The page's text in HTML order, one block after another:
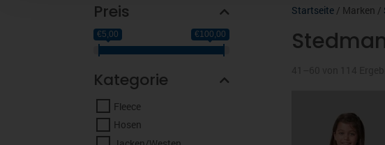
Startseite/ Marken /
Preis
€5,00 €100,00
Kategorie
Fleece
Hosen